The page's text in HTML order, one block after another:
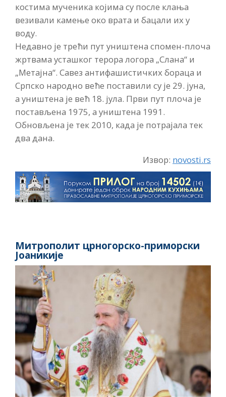
костима мученика којима су после клања
везивали камење око врата и бацали их у
воду.
Недавно је трећи пут уништена спомен-плоча
жртвама усташког терора логора „Слана“ и
„Метајна“. Савез антифашистичких бораца и
Српско народно веће поставили су је 29. јуна,
а уништена је већ 18. јула. Први пут плоча је
постављена 1975, а уништена 1991.
Обновљена је тек 2010, када је потрајала тек
два дана.
Извор: novosti.rs
Митрополит црногорско-приморски
Јоаникије